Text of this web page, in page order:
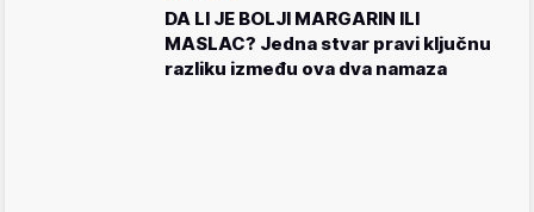
DA LI JE BOLJI MARGARIN ILI
MASLAC? Jedna stvar pravi ključnu
razliku između ova dva namaza